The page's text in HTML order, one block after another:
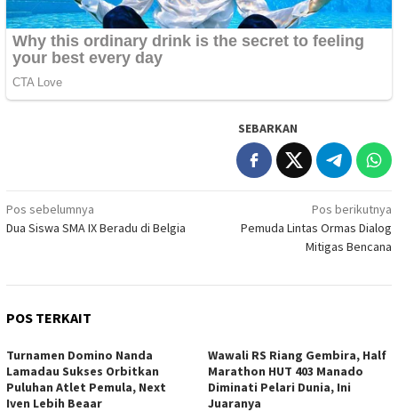
SEBARKAN
Navigasi
pos
Pos sebelumnya
Dua Siswa SMA IX Beradu di Belgia
Pos berikutnya
Pemuda Lintas Ormas Dialog
Mitigas Bencana
POS TERKAIT
Turnamen Domino Nanda
Lamadau Sukses Orbitkan
Puluhan Atlet Pemula, Next
Iven Lebih Beaar
Wawali RS Riang Gembira, Half
Marathon HUT 403 Manado
Diminati Pelari Dunia, Ini
Juaranya